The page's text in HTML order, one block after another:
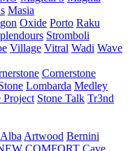
Masia
Oxide Porto Raku
Stromboli
Village Vitral Wadi Wave
Cornerstone
Lombarda Medley
Project Stone Talk Tr3nd
Alba Artwood Bernini